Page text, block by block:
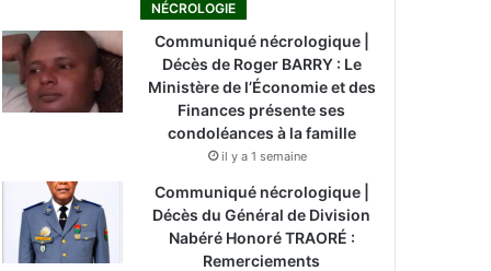
NÉCROLOGIE
Communiqué nécrologique |
Décès de Roger BARRY : Le
Ministère de l’Économie et des
Finances présente ses
condoléances à la famille
il y a 1 semaine
Communiqué nécrologique |
Décès du Général de Division
Nabéré Honoré TRAORÉ :
Remerciements